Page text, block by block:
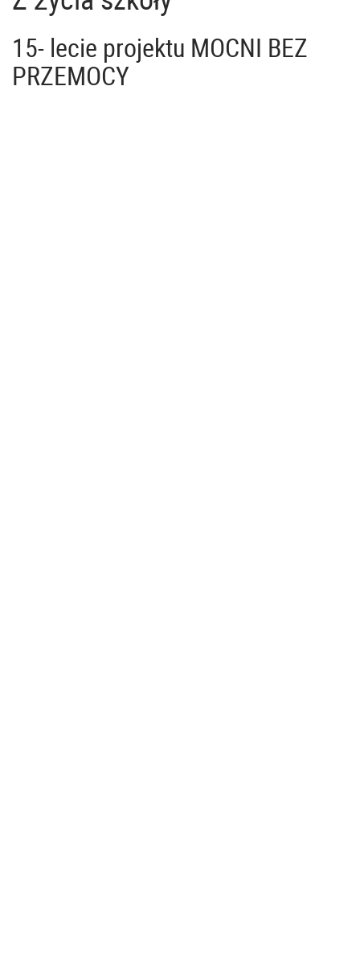
15- lecie projektu MOCNI BEZ
PRZEMOCY